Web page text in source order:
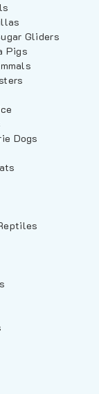
Gliders
Pigs
Dogs